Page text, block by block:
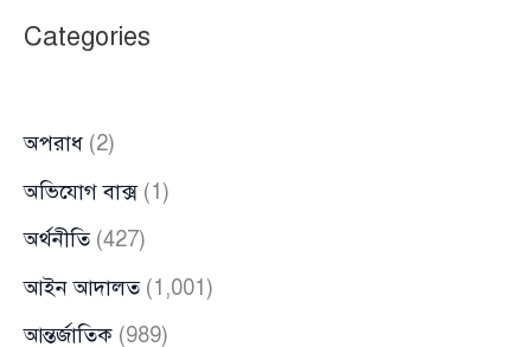
প্রশ্নের
ও
গণমাধ্যমের
(ভিডিও
সহ)
Categories
অপরাধ (2)
অভিযোগ বাক্স(1)
অর্থনীতি(427)
আইন আদালত(1,001)
আন্তর্জাতিক (989)